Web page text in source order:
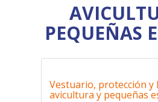
PEQUEÑAS
Vestuario, protección y
avicultura y pequeñas